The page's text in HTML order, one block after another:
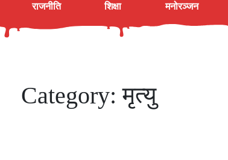
राजनीति शिक्षा मनोरञ्जन
Category:मृत्यु